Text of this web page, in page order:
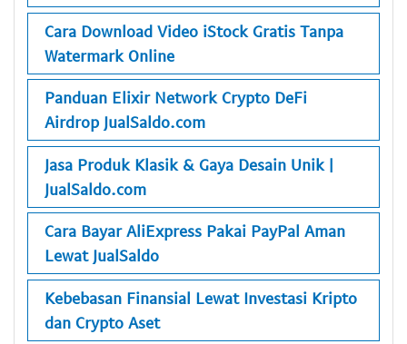
Cara Download Video iStock Gratis Tanpa
Watermark Online
Panduan Elixir Network Crypto DeFi
Airdrop JualSaldo.com
Jasa Produk Klasik & Gaya Desain Unik |
JualSaldo.com
Cara Bayar AliExpress Pakai PayPal Aman
Lewat JualSaldo
Kebebasan Finansial Lewat Investasi Kripto
dan Crypto Aset